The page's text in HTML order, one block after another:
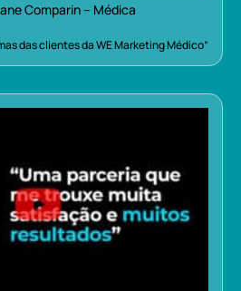
Comparin – Médica
das clientes da WE Marketing Médico”